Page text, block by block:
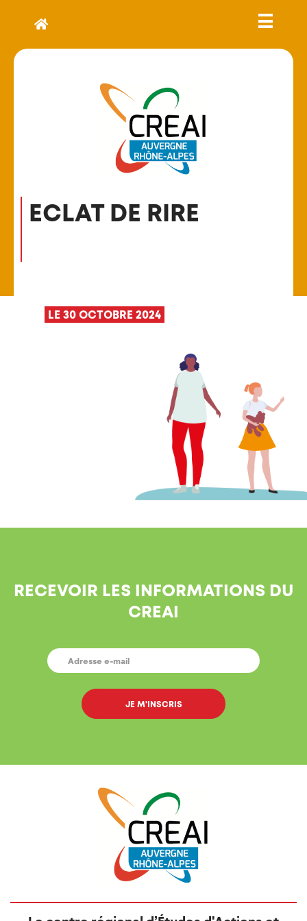
ECLAT DE RIRE
LE 30 OCTOBRE 2024
RECEVOIR LES INFORMATIONS DU
CREAI
E-
MAIL *